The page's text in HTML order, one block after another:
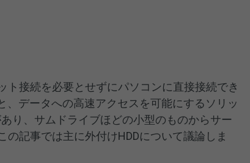
ト接続を必要とせずにパソコンに直接接続でき
、データへの高速アクセスを可能にするソリッ
り、サムドライブほどの小型のものからサー
記事では主に外付けHDDについて議論しま